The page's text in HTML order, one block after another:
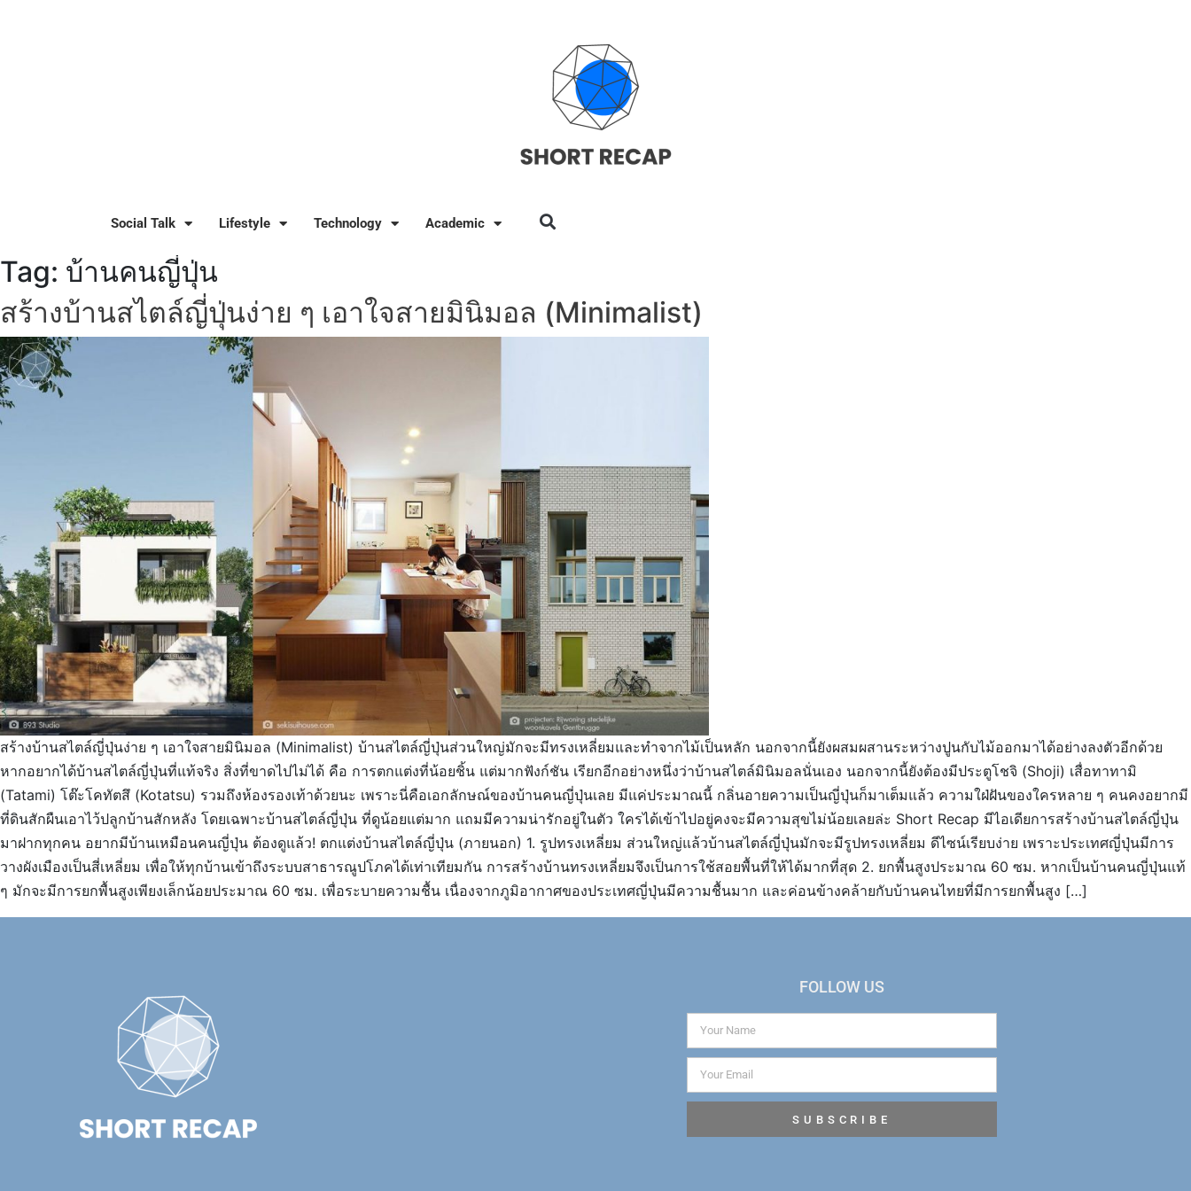
Social Talk Lifestyle Technology Academic
Tag: บ้านคนญี่ปุ่น
สร้างบ้านสไตล์ญี่ปุ่นง่าย ๆ เอาใจสายมินิมอล (Minimalist)
สร้างบ้านสไตล์ญี่ปุ่นง่าย ๆ เอาใจสายมินิมอล (Minimalist) บ้านสไตล์ญี่ปุ่นส่วนใหญ่มักจะมีทรงเหลี่ยมและทำจากไม้เป็นหลัก นอกจากนี้ยังผสมผสานระหว่างปูนกับไม้ออกมาได้อย่างลงตัวอีกด้วย
หากอยากได้บ้านสไตล์ญี่ปุ่นที่แท้จริง สิ่งที่ขาดไปไม่ได้ คือ การตกแต่งที่น้อยชิ้น แต่มากฟังก์ชัน เรียกอีกอย่างหนึ่งว่าบ้านสไตล์มินิมอลนั่นเอง นอกจากนี้ยังต้องมีประตูโชจิ (Shoji) เสื่อทาทามิ
(Tatami) โต๊ะโคทัตสึ (Kotatsu) รวมถึงห้องรองเท้าด้วยนะ เพราะนี่คือเอกลักษณ์ของบ้านคนญี่ปุ่นเลย มีแค่ประมาณนี้ กลิ่นอายความเป็นญี่ปุ่นก็มาเต็มแล้ว ความใฝ่ฝันของใครหลาย ๆ คนคงอยากมี
ที่ดินสักผืนเอาไว้ปลูกบ้านสักหลัง โดยเฉพาะบ้านสไตล์ญี่ปุ่น ที่ดูน้อยแต่มาก แถมมีความน่ารักอยู่ในตัว ใครได้เข้าไปอยู่คงจะมีความสุขไม่น้อยเลยล่ะ Short Recap มีไอเดียการสร้างบ้านสไตล์ญี่ปุ่น
มาฝากทุกคน อยากมีบ้านเหมือนคนญี่ปุ่น ต้องดูแล้ว! ตกแต่งบ้านสไตล์ญี่ปุ่น (ภายนอก) 1. รูปทรงเหลี่ยม ส่วนใหญ่แล้วบ้านสไตล์ญี่ปุ่นมักจะมีรูปทรงเหลี่ยม ดีไซน์เรียบง่าย เพราะประเทศญี่ปุ่นมีการ
วางผังเมืองเป็นสี่เหลี่ยม เพื่อให้ทุกบ้านเข้าถึงระบบสาธารณูปโภคได้เท่าเทียมกัน การสร้างบ้านทรงเหลี่ยมจึงเป็นการใช้สอยพื้นที่ให้ได้มากที่สุด 2. ยกพื้นสูงประมาณ 60 ซม. หากเป็นบ้านคนญี่ปุ่นแท้
ๆ มักจะมีการยกพื้นสูงเพียงเล็กน้อยประมาณ 60 ซม. เพื่อระบายความชื้น เนื่องจากภูมิอากาศของประเทศญี่ปุ่นมีความชื้นมาก และค่อนข้างคล้ายกับบ้านคนไทยที่มีการยกพื้นสูง […]
FOLLOW US
SUBSCRIBE